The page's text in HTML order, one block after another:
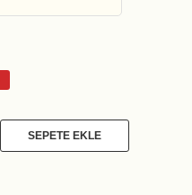
SEPETE EKLE